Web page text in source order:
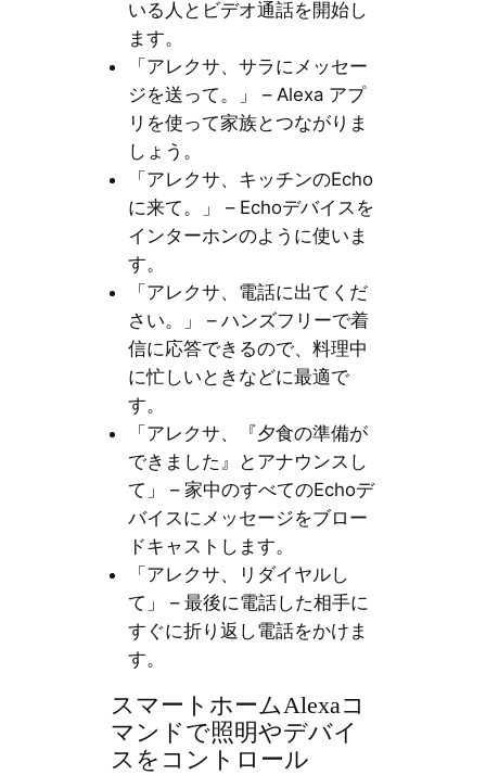
いる人とビデオ通話を開始し
ます。
「アレクサ、サラにメッセー
ジを送って。」 – Alexa アプ
リを使って家族とつながりま
しょう。
「アレクサ、キッチンのEcho
に来て。」 – Echoデバイスを
インターホンのように使いま
す。
「アレクサ、電話に出てくだ
さい。」 – ハンズフリーで着
信に応答できるので、料理中
に忙しいときなどに最適で
す。
「アレクサ、『夕食の準備が
できました』とアナウンスし
て」 – 家中のすべてのEchoデ
バイスにメッセージをブロー
ドキャストします。
「アレクサ、リダイヤルし
て」 – 最後に電話した相手に
すぐに折り返し電話をかけま
す。
スマートホームAlexaコ
マンドで照明やデバイ
スをコントロール